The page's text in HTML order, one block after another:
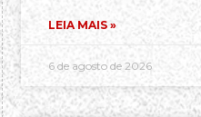
LEIA MAIS »
6 de agosto de 2026